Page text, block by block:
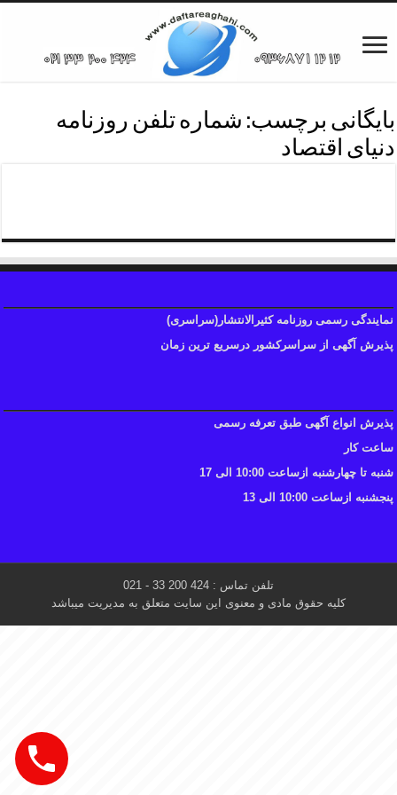
بایگانی برچسب: شماره تلفن روزنامه
دنیای اقتصاد
نمایندگی رسمی روزنامه کثیرالانتشار(سراسری)
پذیرش آگهی از سراسرکشور درسریع ترین زمان
پذیرش انواع آگهی طبق تعرفه رسمی
ساعت کار
شنبه تا چهارشنبه ازساعت 10:00 الی 17
پنجشنبه ازساعت 10:00 الی 13
تلفن تماس : 424 200 33 - 021
کلیه حقوق مادی و معنوی این سایت متعلق به مدیریت میباشد